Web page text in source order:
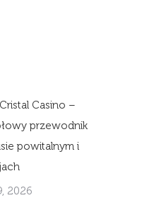
Casino –
przewodnik
powitalnym i
2026